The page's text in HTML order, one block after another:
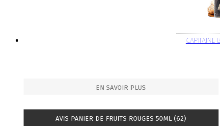
CAPITAINE
EN SAVOIR PLUS
AVIS PANIER DE FRUITS ROUGES 50ML (62)